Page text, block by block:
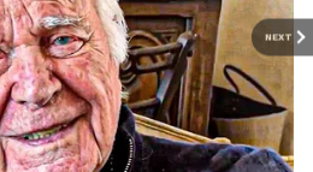
NEXT